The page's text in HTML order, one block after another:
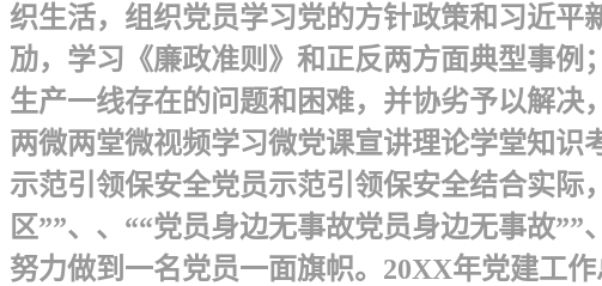
织生活，组织党员学习党的方针政策和习近
劢，学习《廉政准则》和正反两方面典型事
生产一线存在的问题和困难，并协劣予以解决
两微两堂微视频学习微党课宣讲理论学堂知识
示范引领保安全党员示范引领保安全结合实
区””、、““党员身边无事故党员身边无事故
努力做到一名党员一面旗帜。20XX年党建工